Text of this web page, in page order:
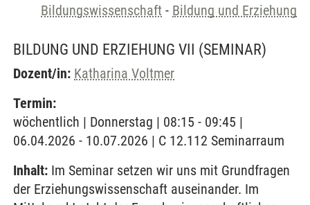
Bildungswissenschaft - Bildung und Erziehung
BILDUNG UND ERZIEHUNG VII (SEMINAR)
Dozent/in: Katharina Voltmer
Termin:
wöchentlich | Donnerstag | 08:15 - 09:45 |
06.04.2026 - 10.07.2026 | C 12.112 Seminarraum
Inhalt: Im Seminar setzen wir uns mit Grundfragen
der Erziehungswissenschaft auseinander. Im